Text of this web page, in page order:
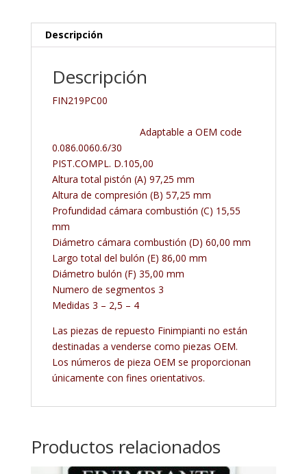
Descripción
Descripción
FIN219PC00
Adaptable a OEM code
0.086.0060.6/30
PIST.COMPL. D.105,00
Altura total pistón (A) 97,25 mm
Altura de compresión (B) 57,25 mm
Profundidad cámara combustión (C) 15,55
mm
Diámetro cámara combustión (D) 60,00 mm
Largo total del bulón (E) 86,00 mm
Diámetro bulón (F) 35,00 mm
Numero de segmentos 3
Medidas 3 – 2,5 – 4
Las piezas de repuesto Finimpianti no están
destinadas a venderse como piezas OEM.
Los números de pieza OEM se proporcionan
únicamente con fines orientativos.
Productos relacionados